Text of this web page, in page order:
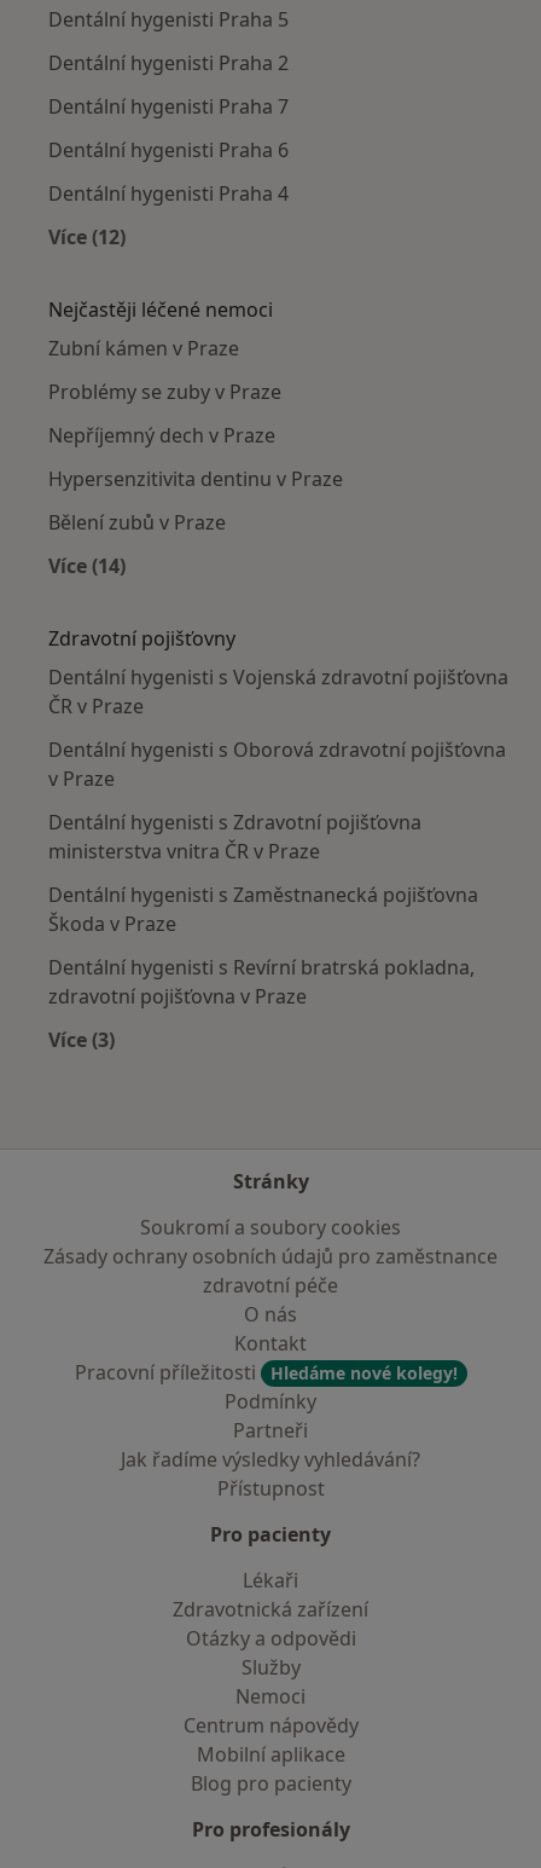
Dentální hygenisti Praha 5
Dentální hygenisti Praha 2
Dentální hygenisti Praha 7
Dentální hygenisti Praha 6
Dentální hygenisti Praha 4
Více (12)
Nejčastěji léčené nemoci
Zubní kámen v Praze
Problémy se zuby v Praze
Nepříjemný dech v Praze
Hypersenzitivita dentinu v Praze
Bělení zubů v Praze
Více (14)
Zdravotní pojišťovny
Dentální hygenisti s Vojenská zdravotní pojišťovna
ČR v Praze
Dentální hygenisti s Oborová zdravotní pojišťovna
v Praze
Dentální hygenisti s Zdravotní pojišťovna
ministerstva vnitra ČR v Praze
Dentální hygenisti s Zaměstnanecká pojišťovna
Škoda v Praze
Dentální hygenisti s Revírní bratrská pokladna,
zdravotní pojišťovna v Praze
Více (3)
Stránky
Soukromí a soubory cookies
Zásady ochrany osobních údajů pro zaměstnance
zdravotní péče
O nás
Kontakt
Pracovní příležitosti
Hledáme nové kolegy!
Podmínky
Partneři
Jak řadíme výsledky vyhledávání?
Přístupnost
Pro pacienty
Lékaři
Zdravotnická zařízení
Otázky a odpovědi
Služby
Nemoci
Centrum nápovědy
Mobilní aplikace
Blog pro pacienty
Pro profesionály